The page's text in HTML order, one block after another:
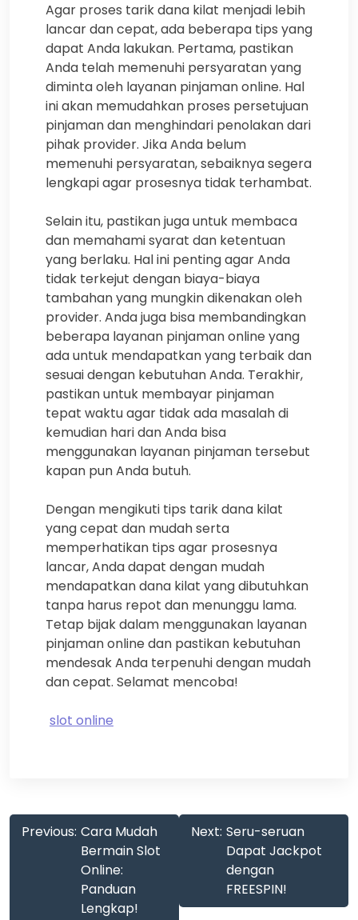
Agar proses tarik dana kilat menjadi lebih
lancar dan cepat, ada beberapa tips yang
dapat Anda lakukan. Pertama, pastikan
Anda telah memenuhi persyaratan yang
diminta oleh layanan pinjaman online. Hal
ini akan memudahkan proses persetujuan
pinjaman dan menghindari penolakan dari
pihak provider. Jika Anda belum
memenuhi persyaratan, sebaiknya segera
lengkapi agar prosesnya tidak terhambat.
Selain itu, pastikan juga untuk membaca
dan memahami syarat dan ketentuan
yang berlaku. Hal ini penting agar Anda
tidak terkejut dengan biaya-biaya
tambahan yang mungkin dikenakan oleh
provider. Anda juga bisa membandingkan
beberapa layanan pinjaman online yang
ada untuk mendapatkan yang terbaik dan
sesuai dengan kebutuhan Anda. Terakhir,
pastikan untuk membayar pinjaman
tepat waktu agar tidak ada masalah di
kemudian hari dan Anda bisa
menggunakan layanan pinjaman tersebut
kapan pun Anda butuh.
Dengan mengikuti tips tarik dana kilat
yang cepat dan mudah serta
memperhatikan tips agar prosesnya
lancar, Anda dapat dengan mudah
mendapatkan dana kilat yang dibutuhkan
tanpa harus repot dan menunggu lama.
Tetap bijak dalam menggunakan layanan
pinjaman online dan pastikan kebutuhan
mendesak Anda terpenuhi dengan mudah
dan cepat. Selamat mencoba!
slot online
Post
navigation
Previous: Cara Mudah
Bermain Slot
Online:
Panduan
Lengkap!
Next: Seru-seruan
Dapat Jackpot
dengan
FREESPIN!